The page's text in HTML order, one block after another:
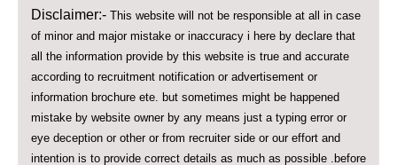
Disclaimer:-This website will not be responsible at all in case
of minor and major mistake or inaccuracy i here by declare that
all the information provide by this website is true and accurate
according to recruitment notification or advertisement or
information brochure ete. but sometimes might be happened
mistake by website owner by any means just a typing error or
eye deception or other or from recruiter side or our effort and
intention is to provide correct details as much as possible .before